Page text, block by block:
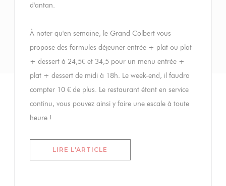
d'antan.
À noter qu'en semaine, le Grand Colbert vous
propose des formules déjeuner entrée + plat ou plat
+ dessert à 24,5€ et 34,5 pour un menu entrée +
plat + dessert de midi à 18h. Le week-end, il faudra
compter 10 € de plus. Le restaurant étant en service
continu, vous pouvez ainsi y faire une escale à toute
heure !
LIRE L'ARTICLE